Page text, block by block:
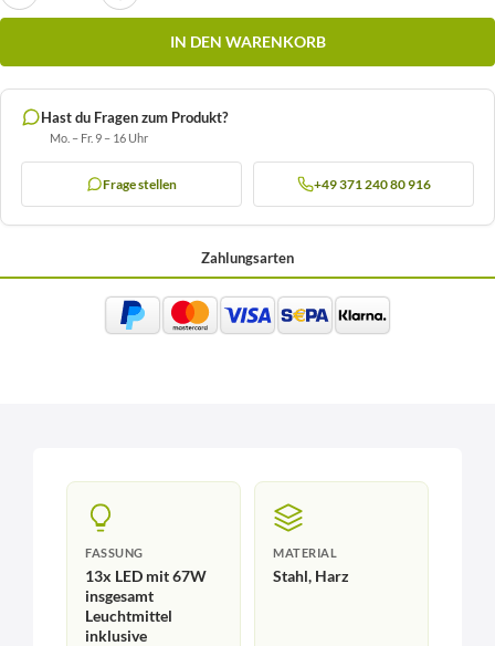
IN DEN WARENKORB
Hast du Fragen zum Produkt?
Mo. – Fr. 9 – 16 Uhr
Frage stellen +49 371 240 80 916
Zahlungsarten
FASSUNG
13x LED mit 67W
insgesamt
Leuchtmittel
inklusive
MATERIAL
Stahl, Harz